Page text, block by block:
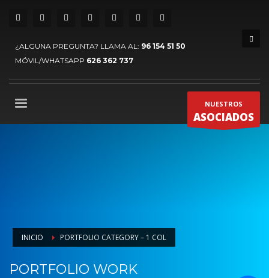
¿ALGUNA PREGUNTA? LLAMA AL: 96 154 51 50
MÓVIL/WHATSAPP 626 362 737
NUESTROS
ASOCIADOS
INICIO PORTFOLIO CATEGORY – 1 COL
PORTFOLIO WORK